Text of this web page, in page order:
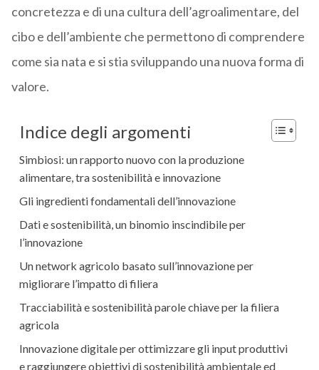
concretezza e di una cultura dell’agroalimentare, del
cibo e dell’ambiente che permettono di comprendere
come sia nata e si stia sviluppando una nuova forma di
valore.
Indice degli argomenti
Simbiosi: un rapporto nuovo con la produzione
alimentare, tra sostenibilità e innovazione
Gli ingredienti fondamentali dell’innovazione
Dati e sostenibilità, un binomio inscindibile per
l’innovazione
Un network agricolo basato sull’innovazione per
migliorare l’impatto di filiera
Tracciabilità e sostenibilità parole chiave per la filiera
agricola
Innovazione digitale per ottimizzare gli input produttivi
e raggiungere obiettivi di sostenibilità ambientale ed